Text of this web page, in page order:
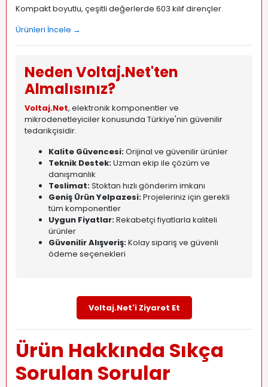
Kompakt boyutlu, çeşitli değerlerde 603 kılıf dirençler.
Ürünleri İncele →
Neden Voltaj.Net'ten
Almalısınız?
Voltaj.Net, elektronik komponentler ve
mikrodenetleyiciler konusunda Türkiye'nin güvenilir
tedarikçisidir.
Kalite Güvencesi:Orijinal ve güvenilir ürünler
Teknik Destek:Uzman ekip ile çözüm ve
danışmanlık
Teslimat:Stoktan hızlı gönderim imkanı
Geniş Ürün Yelpazesi:Projeleriniz için gerekli
tüm komponentler
Uygun Fiyatlar:Rekabetçi fiyatlarla kaliteli
ürünler
Güvenilir Alışveriş:Kolay sipariş ve güvenli
ödeme seçenekleri
Voltaj.Net'i Ziyaret Et
Ürün Hakkında Sıkça
Sorulan Sorular